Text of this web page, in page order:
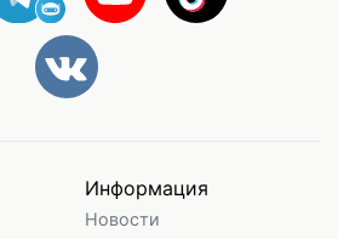
Информация
Новости